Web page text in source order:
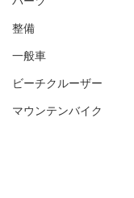
整備
一般車
ビーチクルーザー
マウンテンバイク